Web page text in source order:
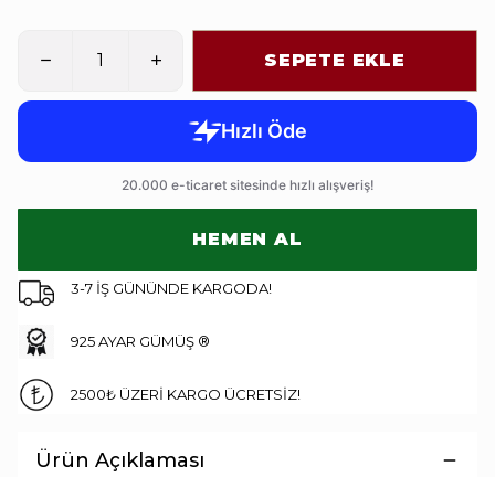
SEPETE EKLE
HEMEN AL
3-7 İŞ GÜNÜNDE KARGODA!
925 AYAR GÜMÜŞ ®
2500₺ ÜZERİ KARGO ÜCRETSİZ!
Ürün Açıklaması